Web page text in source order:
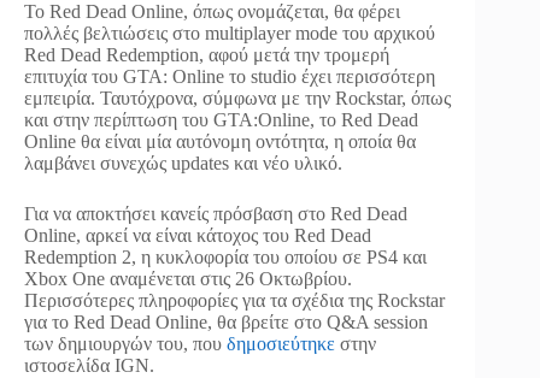
Το Red Dead Online, όπως ονομάζεται, θα φέρει
πολλές βελτιώσεις στο multiplayer mode του αρχικού
Red Dead Redemption, αφού μετά την τρομερή
επιτυχία του GTA: Online το studio έχει περισσότερη
εμπειρία. Ταυτόχρονα, σύμφωνα με την Rockstar, όπως
και στην περίπτωση του GTA:Online, το Red Dead
Online θα είναι μία αυτόνομη οντότητα, η οποία θα
λαμβάνει συνεχώς updates και νέο υλικό.
Για να αποκτήσει κανείς πρόσβαση στο Red Dead
Online, αρκεί να είναι κάτοχος του Red Dead
Redemption 2, η κυκλοφορία του οποίου σε PS4 και
Xbox One αναμένεται στις 26 Οκτωβρίου.
Περισσότερες πληροφορίες για τα σχέδια της Rockstar
για το Red Dead Online, θα βρείτε στο Q&A session
των δημιουργών του, που δημοσιεύτηκε στην
ιστοσελίδα IGN.